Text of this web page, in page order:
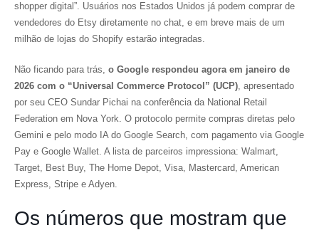
shopper digital”. Usuários nos Estados Unidos já podem comprar de
vendedores do Etsy diretamente no chat, e em breve mais de um
milhão de lojas do Shopify estarão integradas.
Não ficando para trás, o Google respondeu agora em janeiro de
2026 com o “Universal Commerce Protocol” (UCP), apresentado
por seu CEO Sundar Pichai na conferência da National Retail
Federation em Nova York. O protocolo permite compras diretas pelo
Gemini e pelo modo IA do Google Search, com pagamento via Google
Pay e Google Wallet. A lista de parceiros impressiona: Walmart,
Target, Best Buy, The Home Depot, Visa, Mastercard, American
Express, Stripe e Adyen.
Os números que mostram que